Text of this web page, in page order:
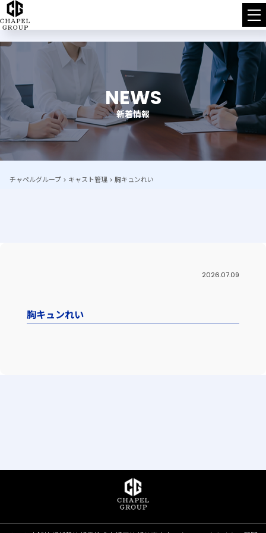
チ
ャ
ル
グ
ル
ー
NEWS
新着情報
チャペルグループ > キャスト管理 > 胸キュンれい
2026.07.09
胸キュンれい